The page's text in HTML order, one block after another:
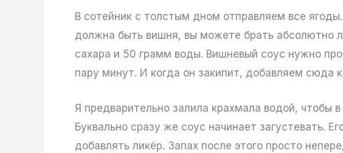
В сотейник с толстым дном отправляем все
должна быть вишня, вы можете брать абсолютно
сахара и 50 грамм воды. Вишневый соус нужно
пару минут. И когда он закипит, добавляем сюда
Я предварительно залила крахмала водой, чтобы
Буквально сразу же соус начинает загустевать.
добавлять ликёр. Запах после этого просто